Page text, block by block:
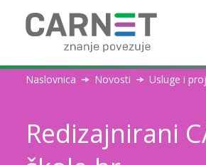
Naslovnica Novosti Usluge i
Redizajnirani